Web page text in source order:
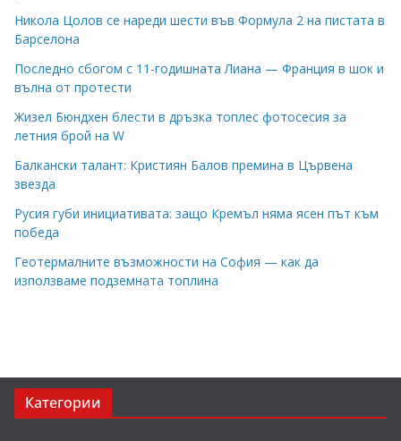
Никола Цолов се нареди шести във Формула 2 на пистата в
Барселона
Последно сбогом с 11-годишната Лиана — Франция в шок и
вълна от протести
Жизел Бюндхен блести в дръзка топлес фотосесия за
летния брой на W
Балкански талант: Кристиян Балов премина в Цървена
звезда
Русия губи инициативата: защо Кремъл няма ясен път към
победа
Геотермалните възможности на София — как да
използваме подземната топлина
Категории